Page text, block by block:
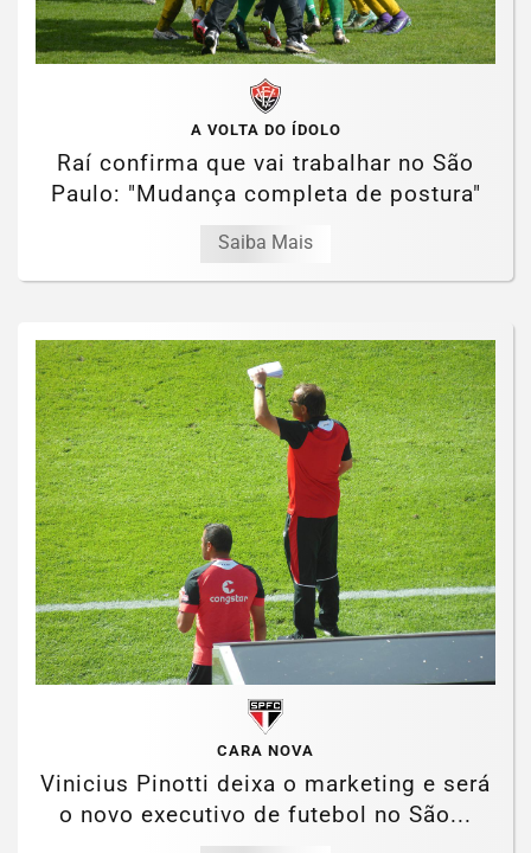
A VOLTA DO ÍDOLO
Raí confirma que vai trabalhar no São
Paulo: "Mudança completa de postura"
Saiba Mais
CARA NOVA
Vinicius Pinotti deixa o marketing e será
o novo executivo de futebol no São...